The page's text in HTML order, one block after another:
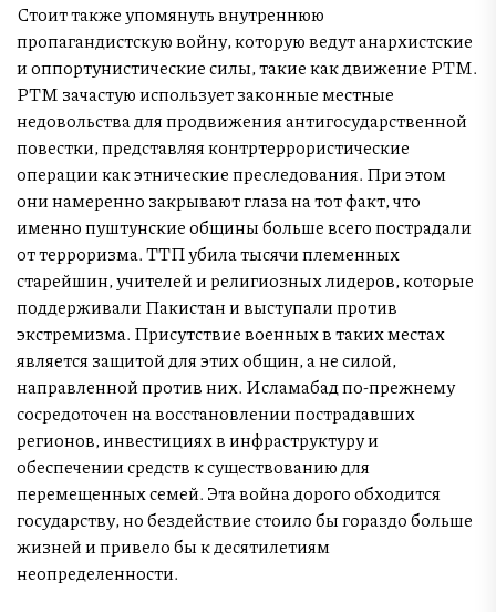
Стоит также упомянуть внутреннюю
пропагандистскую войну, которую ведут анархистские
и оппортунистические силы, такие как движение PTM.
PTM зачастую использует законные местные
недовольства для продвижения антигосударственной
повестки, представляя контртеррористические
операции как этнические преследования. При этом
они намеренно закрывают глаза на тот факт, что
именно пуштунские общины больше всего пострадали
от терроризма. ТТП убила тысячи племенных
старейшин, учителей и религиозных лидеров, которые
поддерживали Пакистан и выступали против
экстремизма. Присутствие военных в таких местах
является защитой для этих общин, а не силой,
направленной против них. Исламабад по-прежнему
сосредоточен на восстановлении пострадавших
регионов, инвестициях в инфраструктуру и
обеспечении средств к существованию для
перемещенных семей. Эта война дорого обходится
государству, но бездействие стоило бы гораздо больше
жизней и привело бы к десятилетиям
неопределенности.